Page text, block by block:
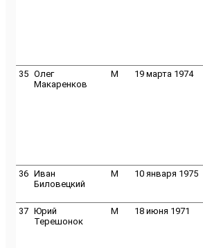
35 Олег
Макаренков
M 19 марта 1974
36 Иван
Биловецкий
M 10 января 1975
37 Юрий
Терешонок
M 18 июня 1971